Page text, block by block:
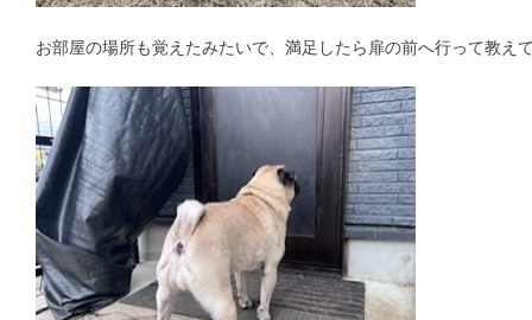
お部屋の場所も覚えたみたいで、満足したら扉の前へ行って教え